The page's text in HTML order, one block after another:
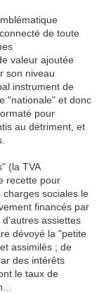
de toute
valeur ajoutée
son niveau
instrument de
"nationale" et donc
pour
au détriment, et
(la TVA
recette pour
sociales le
financés par
assiettes
dévoyé la "petite
assimilés ; de
des intérêts
le taux de